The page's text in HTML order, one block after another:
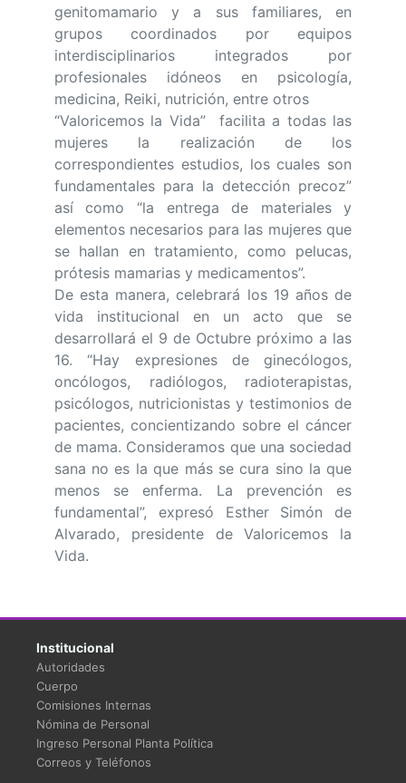
genitomamario y a sus familiares, en
grupos coordinados por equipos
interdisciplinarios integrados por
profesionales idóneos en psicología,
medicina, Reiki, nutrición, entre otros
“Valoricemos la Vida” facilita a todas las
mujeres la realización de los
correspondientes estudios, los cuales son
fundamentales para la detección precoz”
así como “la entrega de materiales y
elementos necesarios para las mujeres que
se hallan en tratamiento, como pelucas,
prótesis mamarias y medicamentos”.
De esta manera, celebrará los 19 años de
vida institucional en un acto que se
desarrollará el 9 de Octubre próximo a las
16. “Hay expresiones de ginecólogos,
oncólogos, radiólogos, radioterapistas,
psicólogos, nutricionistas y testimonios de
pacientes, concientizando sobre el cáncer
de mama. Consideramos que una sociedad
sana no es la que más se cura sino la que
menos se enferma. La prevención es
fundamental”, expresó Esther Simón de
Alvarado, presidente de Valoricemos la
Vida.
Institucional
Autoridades
Cuerpo
Comisiones Internas
Nómina de Personal
Ingreso Personal Planta Política
Correos y Teléfonos